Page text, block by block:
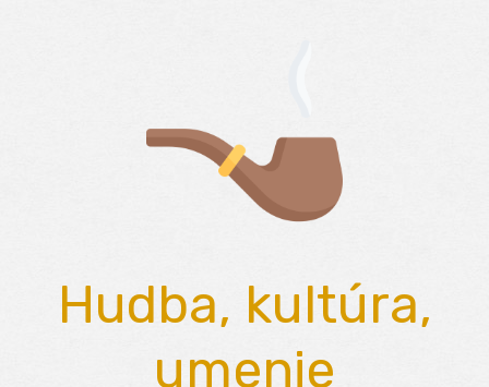
Hudba, kultúra,
umenie